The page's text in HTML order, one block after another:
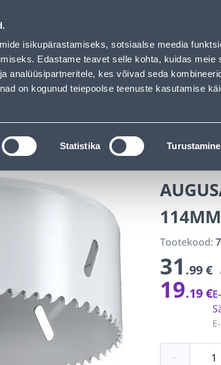
isikupärastamiseks, sotsiaalse meedia
Edastame teavet selle kohta, kuidas meie
analüüsipartneritele, kes võivad seda
on kogunud teiepoolse teenuste kasutamise
Statistika Turustamine
OTSI
Tööriistatarvikud Augusaed
114MM
Tootekood:
31 .99 €
19.19 €
−